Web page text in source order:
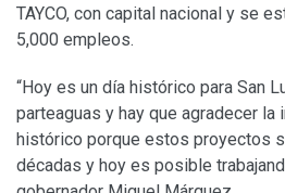
TAYCO, con capital nacional y se
5,000 empleos.
“Hoy es un día histórico para San
parteaguas y hay que agradecer la
histórico porque estos proyectos
décadas y hoy es posible